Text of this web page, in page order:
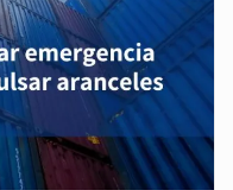
El Departamento de Agricultura de Estados Unidos (USDA) suspendió el 5 de agosto de 2026…
El derecho a la previsibilidad de los horarios de trabajo en turnos rotativos podría ser…
La industria manufacturera de exportación afiliada a Index en Nuevo León ha alcanzado hasta 10%…